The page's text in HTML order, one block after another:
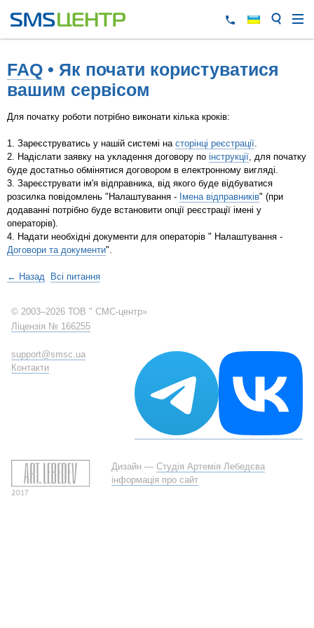
FAQ • Як почати користуватися
вашим сервісом
Для початку роботи потрібно виконати кілька кроків:
1. Зареєструватись у нашій системі на сторінці реєстрації.
2. Надіслати заявку на укладення договору по інструкції, для початку
буде достатньо обмінятися договором в електронному вигляді.
3. Зареєструвати ім'я відправника, від якого буде відбуватися
розсилка повідомлень "Налаштування - Імена відправників" (при
додаванні потрібно буде встановити опції реєстрації імені у
операторів).
4. Надати необхідні документи для операторів " Налаштування -
Договори та документи".
← Назад Всі питання
© 2003–2026 ТОВ " СМС-центр»
Ліцензія № 166255
support@smsc.ua
Контакти
Дизайн — Студія Артемія Лебедєва
інформація про сайт